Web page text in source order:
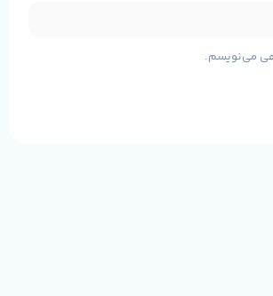
می‌نویسم.